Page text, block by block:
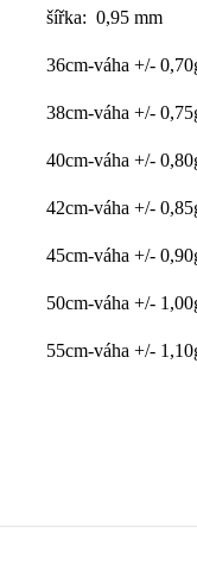
šířka: 0,95 mm
36cm-váha +/-
38cm-váha +/-
40cm-váha +/-
42cm-váha +/-
45cm-váha +/-
50cm-váha +/-
55cm-váha +/-